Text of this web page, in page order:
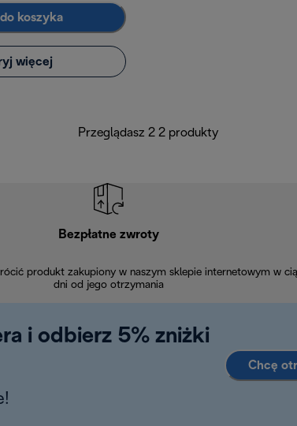
koszyka
więcej
Przeglądasz 2 2 produkty
Bezpłatne zwroty
produkt zakupiony w naszym sklepie internetowym w
dni od jego otrzymania
i odbierz 5% zniżki
Chcę